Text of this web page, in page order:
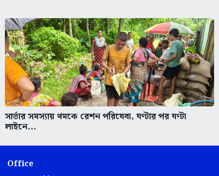
সার্ভার সমস্যায় থমকে রেশন পরিষেবা, ঘণ্টার পর ঘণ্টা
লাইনে...
Office